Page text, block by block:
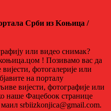
Срби из Kоњица /
или видео снимак?
! Позивамо вас да
фотогалерије или
на порталу
вијести, фотографије или
наше Фацебоок странице
srbiizkonjica@gmail.com.